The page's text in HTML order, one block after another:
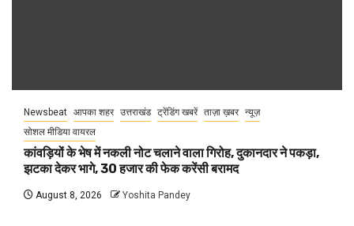
Newsbeat आपका शहर उत्तराखंड ट्रेंडिंग खबरें ताज़ा ख़बर न्यूज़
सोशल मीडिया वायरल
कांवड़ियों के भेष में नकली नोट चलाने वाला गिरोह, दुकानदार ने पकड़ा,
झटका देकर भागे, 30 हजार की फेक करेंसी बरामद
August 8, 2026 Yoshita Pandey